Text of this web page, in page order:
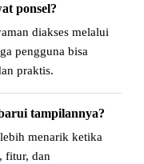
ponsel?
diakses melalui
pengguna bisa
praktis.
tampilannya?
menarik ketika
fitur, dan